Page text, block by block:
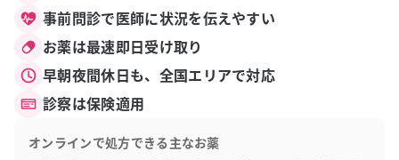
事前問診で医師に状況を伝えやすい
お薬は最速即日受け取り
早朝夜間休日も、全国エリアで対応
診察は保険適用
オンラインで処方できる主なお薬